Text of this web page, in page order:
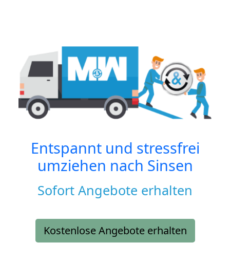
Entspannt und stressfrei
umziehen nach Sinsen
Sofort Angebote erhalten
Kostenlose Angebote erhalten